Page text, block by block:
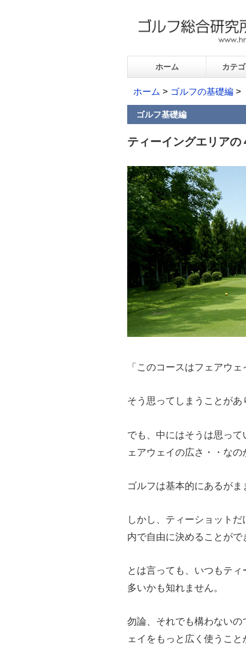
ホーム カテ
ホーム > ゴルフの基礎編 >
ゴルフ基礎編
ティーイングエリアの
「このコースはフェアウェ
そう思ってしまうことがあ
でも、中にはそうは思っ
ェアウェイの広さ・・なの
ゴルフは基本的にあるがま
しかし、ティーショット
内で自由に決めることがで
とは言っても、いつもテ
多いかも知れません。
勿論、それでも構わない
ェイをもっと広く使うこ